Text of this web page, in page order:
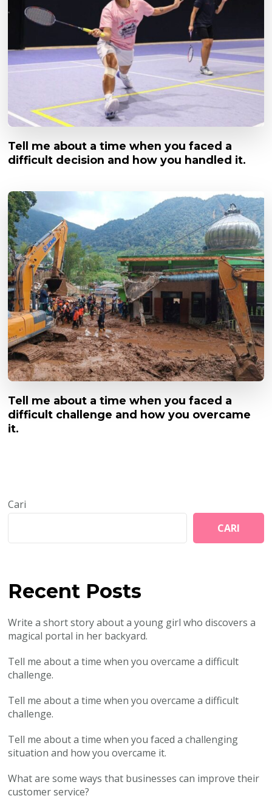
Tell me about a time when you faced a
difficult decision and how you handled it.
Tell me about a time when you faced a
difficult challenge and how you overcame
it.
Cari
CARI
Recent Posts
Write a short story about a young girl who discovers a
magical portal in her backyard.
Tell me about a time when you overcame a difficult
challenge.
Tell me about a time when you overcame a difficult
challenge.
Tell me about a time when you faced a challenging
situation and how you overcame it.
What are some ways that businesses can improve their
customer service?